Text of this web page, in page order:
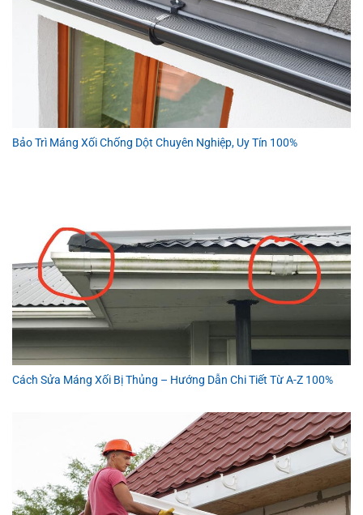
Bảo Trì Máng Xối Chống Dột Chuyên Nghiệp, Uy Tín 100%
Cách Sửa Máng Xối Bị Thủng – Hướng Dẫn Chi Tiết Từ A-Z 100%